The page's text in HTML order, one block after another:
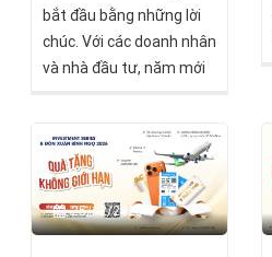
bắt đầu bằng những lời
chúc. Với các doanh nhân
và nhà đầu tư, năm mới
nắm bắt xu hướng dịch
chuyển toàn cầu và
chuẩn bị cho những cơ
hội phía trước.
25/12/2025